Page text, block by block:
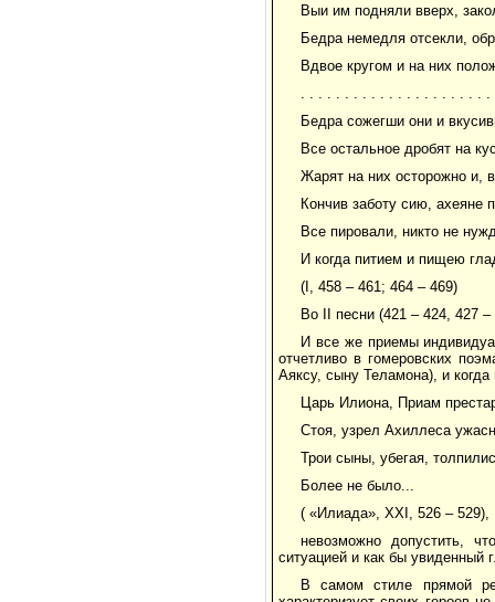
Выи им подняли вверх,
Бедра немедля отсекли,
Вдвое кругом и на них
Бедра сожегши они и
Все остальное дробят на
Жарят на них осторожно и,
Кончив заботу сию, ахеяне
Все пировали, никто не
И когда питием и пищею
(I, 458 – 461; 464 – 469)
Во II песни (421 – 424, 427 –
И все же приемы
отчетливо в гомеровских
Аяксу, сыну Теламона), и
Царь Илиона, Приам
Стоя, узрел Ахиллеса
Трои сыны, убегая,
Более не было...
( «Илиада», ХХI, 526 – 529),
невозможно допустить,
ситуацией и как бы увиденный
В самом стиле прямой